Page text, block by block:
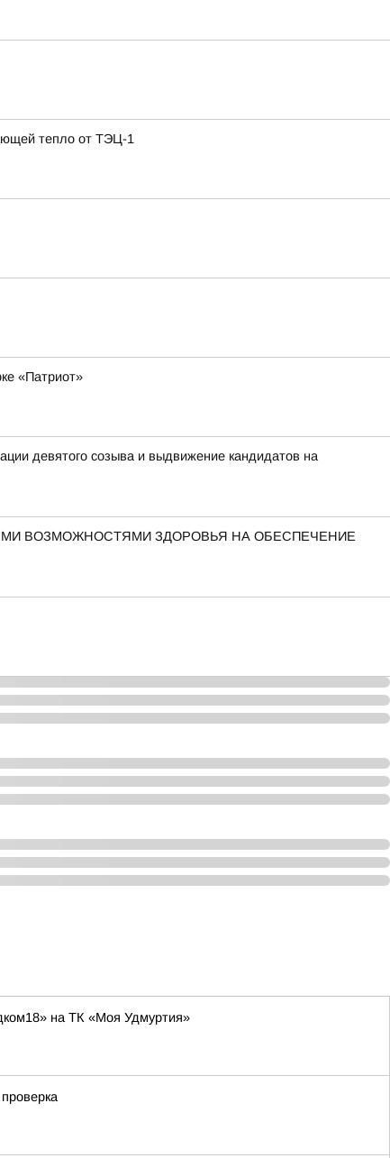
тепло от ТЭЦ-1
«Патриот»
девятого созыва и выдвижение кандидатов на
ВОЗМОЖНОСТЯМИ ЗДОРОВЬЯ НА ОБЕСПЕЧЕНИЕ
на ТК «Моя Удмуртия»